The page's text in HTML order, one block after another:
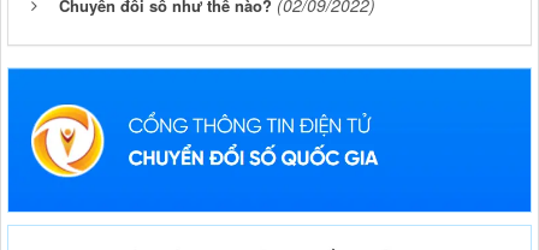
Chuyển đổi số như thế nào?